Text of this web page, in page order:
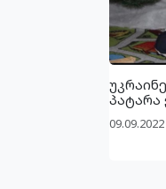
პატარა
09.09.2022